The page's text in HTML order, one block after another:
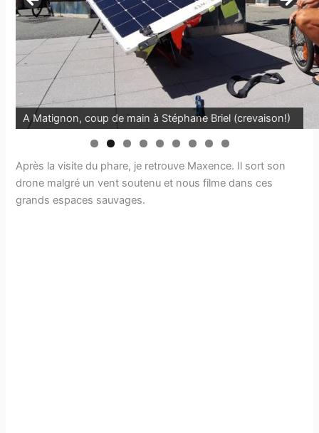
A Matignon, coup de main à Stéphane Briel (crevaison!)
Après la visite du phare, je retrouve Maxence. Il sort son
drone malgré un vent soutenu et nous filme dans ces
grands espaces sauvages.